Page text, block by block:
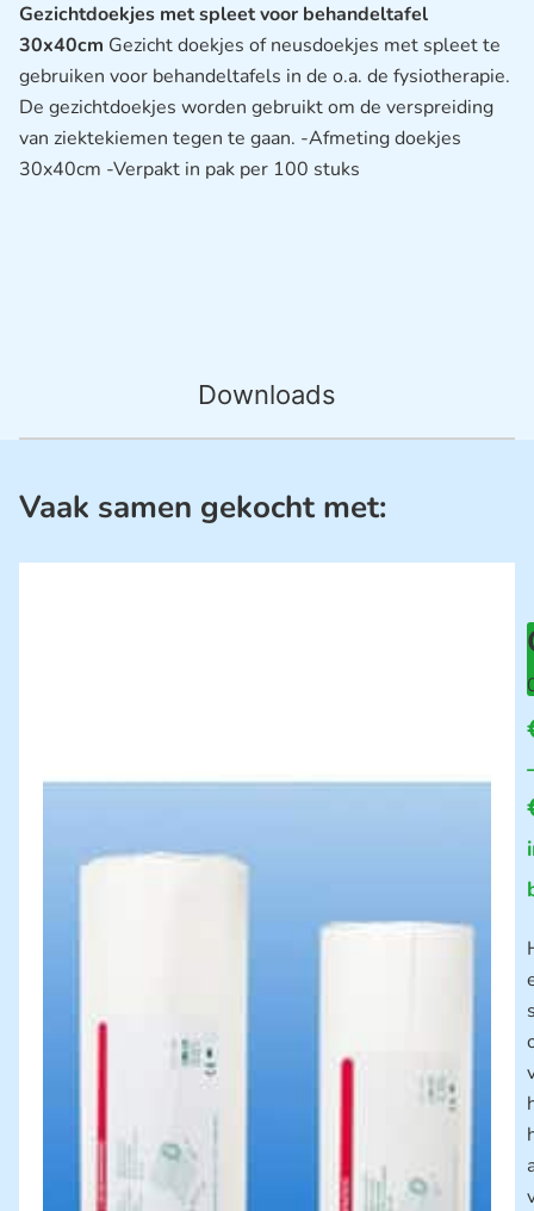
Downloads
Gezichtdoekjes met spleet voor behandeltafel
30x40cm Gezicht doekjes of neusdoekjes met spleet te
gebruiken voor behandeltafels in de o.a. de fysiotherapie.
De gezichtdoekjes worden gebruikt om de verspreiding
van ziektekiemen tegen te gaan. -Afmeting doekjes
30x40cm -Verpakt in pak per 100 stuks
Vaak samen gekocht met: